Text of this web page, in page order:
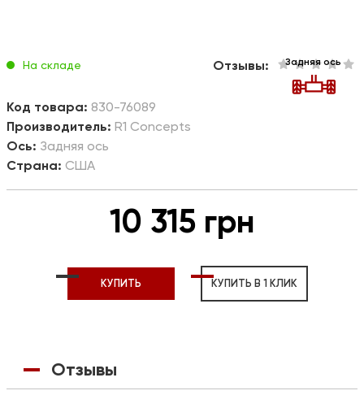
Задняя ось
На складе Отзывы:
Код товара: 830-76089
Производитель: R1 Concepts
Ось: Задняя ось
Страна: США
10 315 грн
КУПИТЬ КУПИТЬ В 1 КЛИК
Отзывы